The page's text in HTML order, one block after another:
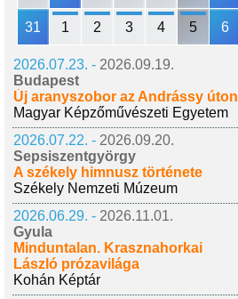
31 1 2 3 4 5 6
2026.07.23. - 2026.09.19.
Budapest
Új aranyszobor az Andrássy úton
Magyar Képzőművészeti Egyetem
2026.07.22. - 2026.09.20.
Sepsiszentgyörgy
A székely himnusz története
Székely Nemzeti Múzeum
2026.06.29. - 2026.11.01.
Gyula
Minduntalan. Krasznahorkai
László prózavilága
Kohán Képtár